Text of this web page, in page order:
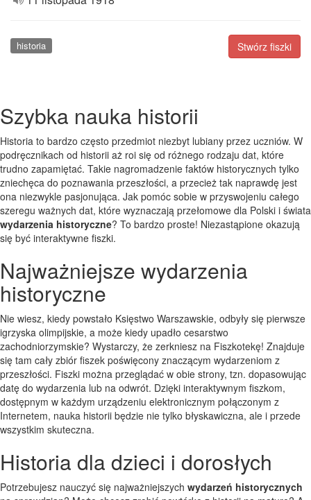
Stwórz fiszki
historia
Szybka nauka historii
Historia to bardzo często przedmiot niezbyt lubiany przez uczniów. W
podręcznikach od historii aż roi się od różnego rodzaju dat, które
trudno zapamiętać. Takie nagromadzenie faktów historycznych tylko
zniechęca do poznawania przeszłości, a przecież tak naprawdę jest
ona niezwykle pasjonująca. Jak pomóc sobie w przyswojeniu całego
szeregu ważnych dat, które wyznaczają przełomowe dla Polski i świata
wydarzenia historyczne? To bardzo proste! Niezastąpione okazują
się być interaktywne fiszki.
Najważniejsze wydarzenia
historyczne
Nie wiesz, kiedy powstało Księstwo Warszawskie, odbyły się pierwsze
igrzyska olimpijskie, a może kiedy upadło cesarstwo
zachodniorzymskie? Wystarczy, że zerkniesz na Fiszkotekę! Znajduje
się tam cały zbiór fiszek poświęcony znaczącym wydarzeniom z
przeszłości. Fiszki można przeglądać w obie strony, tzn. dopasowując
datę do wydarzenia lub na odwrót. Dzięki interaktywnym fiszkom,
dostępnym w każdym urządzeniu elektronicznym połączonym z
Internetem, nauka historii będzie nie tylko błyskawiczna, ale i przede
wszystkim skuteczna.
Historia dla dzieci i dorosłych
Potrzebujesz nauczyć się najważniejszych wydarzeń historycznych